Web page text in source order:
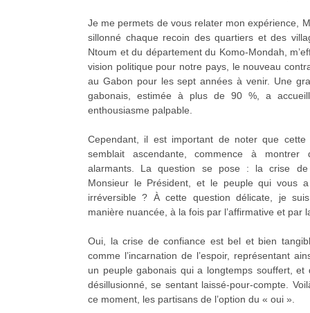
Je me permets de vous relater mon expérience,
sillonné chaque recoin des quartiers et des
Ntoum et du département du Komo-Mondah,
vision politique pour notre pays, le nouveau
au Gabon pour les sept années à venir. Une
gabonais, estimée à plus de 90 %, a
enthousiasme palpable.
Cependant, il est important de noter que
semblait ascendante, commence à montrer
alarmants. La question se pose : la crise de
Monsieur le Président, et le peuple qui vous
irréversible ? À cette question délicate, je
manière nuancée, à la fois par l’affirmative et par
Oui, la crise de confiance est bel et bien
comme l’incarnation de l’espoir, représentant
un peuple gabonais qui a longtemps souffert, et
désillusionné, se sentant laissé-pour-compte.
ce moment, les partisans de l’option du « oui ».